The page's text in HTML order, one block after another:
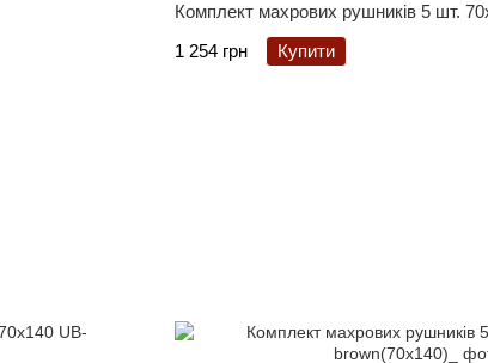
Комплект махрових рушників 5 шт.
1 254 грн
Купити